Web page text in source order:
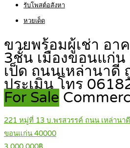
รับโพสต์อสังหา
หวยเด็ด
ขายพร้อมผู้เช่า อา
3ชั้น เมืองขอนแก่
เป็ด ถนนเหล่านาดี
ประเมิน โทร
For Sale
221 หมู่ที่ 13 บ.พรสวรรค์ ถนน เหล่านา
ขอนแก่น 40000